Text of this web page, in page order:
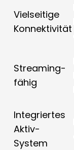
Vielseitige
Konnektivität
Streaming-
fähig
Integriertes
Aktiv-
System